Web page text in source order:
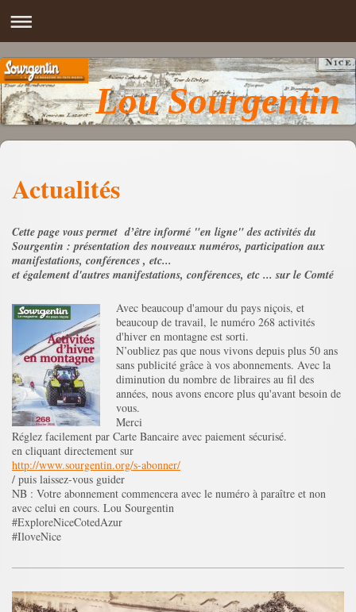
Lou Sourgentin
Actualités
Cette page vous permet d’être informé "en ligne" des activités du
Sourgentin : présentation des nouveaux numéros, participation aux
manifestations, conférences , etc...
et également d'autres manifestations, conférences, etc ... sur le Comté
Avec beaucoup d'amour du pays niçois, et
beaucoup de travail, le numéro 268 activités
d'hiver en montagne est sorti.
N’oubliez pas que nous vivons depuis plus 50 ans
sans publicité grâce à vos abonnements. Avec la
diminution du nombre de libraires au fil des
années, nous avons encore plus qu'avant besoin de
vous.
Merci
Réglez facilement par Carte Bancaire avec paiement sécurisé.
en cliquant directement sur
http://www.sourgentin.org/s-abonner/
/ puis laissez-vous guider
NB : Votre abonnement commencera avec le numéro à paraître et non
avec celui en cours. Lou Sourgentin
#ExploreNiceCotedAzur
#IloveNice